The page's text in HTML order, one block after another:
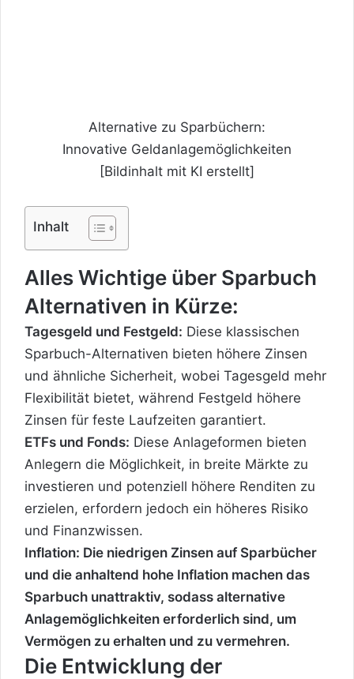
Alternative zu Sparbüchern:
Innovative Geldanlagemöglichkeiten
[Bildinhalt mit KI erstellt]
Inhalt
Alles Wichtige über Sparbuch
Alternativen in Kürze:
Tagesgeld und Festgeld: Diese klassischen
Sparbuch-Alternativen bieten höhere Zinsen
und ähnliche Sicherheit, wobei Tagesgeld mehr
Flexibilität bietet, während Festgeld höhere
Zinsen für feste Laufzeiten garantiert.
ETFs und Fonds: Diese Anlageformen bieten
Anlegern die Möglichkeit, in breite Märkte zu
investieren und potenziell höhere Renditen zu
erzielen, erfordern jedoch ein höheres Risiko
und Finanzwissen.
Inflation: Die niedrigen Zinsen auf Sparbücher
und die anhaltend hohe Inflation machen das
Sparbuch unattraktiv, sodass alternative
Anlagemöglichkeiten erforderlich sind, um
Vermögen zu erhalten und zu vermehren.
Die Entwicklung der